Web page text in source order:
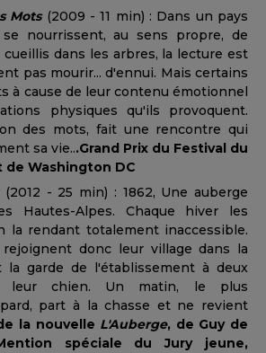
Mots(2009 - 11 min) : Dans un pays
nourrissent, au sens propre, de
dans les arbres, la lecture est
pas mourir... d'ennui. Mais certains
à cause de leur contenu émotionnel
physiques qu'ils provoquent.
des mots, fait une rencontre qui
sa vie...Grand Prix du Festival du
de Washington DC
(2012 - 25 min) : 1862, Une auberge
Hautes-Alpes. Chaque hiver les
la rendant totalement inaccessible.
donc leur village dans la
la garde de l'établissement à deux
leur chien. Un matin, le plus
part à la chasse et ne revient
la nouvelle L'Auberge, de Guy de
spéciale du Jury jeune,